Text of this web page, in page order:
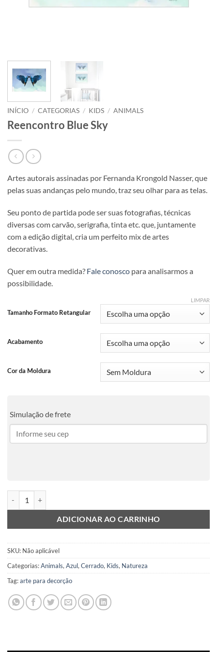
INÍCIO / CATEGORIAS / KIDS / ANIMALS
Reencontro Blue Sky
Artes autorais assinadas por Fernanda Krongold Nasser, que
pelas suas andanças pelo mundo, traz seu olhar para as telas.
Seu ponto de partida pode ser suas fotografias, técnicas
diversas com carvão, serigrafia, tinta etc. que, juntamente
com a edição digital, cria um perfeito mix de artes
decorativas.
Quer em outra medida? Fale conosco para analisarmos a
possibilidade.
Tamanho Formato Retangular
Acabamento
Cor da Moldura
LIMPAR
Simulação de frete
ADICIONAR AO CARRINHO
SKU: Não aplicável
Categorias:Animals, Azul, Cerrado, Kids, Natureza
Tag:arte para decorção